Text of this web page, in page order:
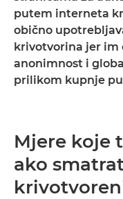
putem interneta
obično
krivotvorina jer im
anonimnost i
prilikom kupnje
Mjere koje
ako